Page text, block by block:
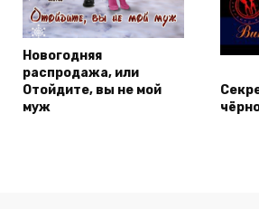
Новогодняя
распродажа, или
Отойдите, вы не мой
муж